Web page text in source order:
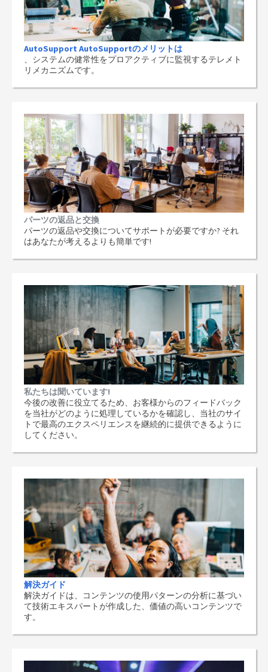
AutoSupport AutoSupportのメリットは
、システムの健常性をプロアクティブに監視するテレメト
リメカニズムです。
パーツの返品と交換
パーツの返品や交換についてサポートが必要ですか? それ
はあなたが考えるよりも簡単です!
私たちは聞いています!
今後の改善に役立てるため、お客様からのフィードバック
を当社がどのように処理しているかを確認し、当社のサイ
トで最高のエクスペリエンスを継続的に提供できるように
してください。
解決ガイド
解決ガイドは、コンテンツの使用パターンの分析に基づい
て技術エキスパートが作成した、価値の高いコンテンツで
す。